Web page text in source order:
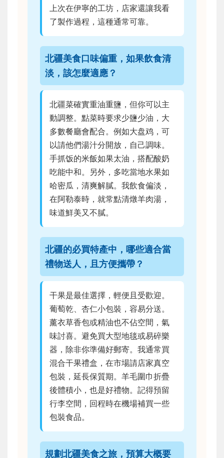
上次在伊寧的工坊，店家還讓我看
了製作過程，這種通常可靠。
北疆美食口味偏重，如果飲食清
淡，該怎麼適應？
北疆菜確實重油重鹽，但你可以主
動調整。點菜時要求少鹽少油，大
多數餐廳會配合。例如大盘鸡，可
以請他們湯汁分開放，自己調味。
手抓饭的米飯如果太油，搭配酸奶
吃能中和。另外，多吃當地水果如
哈密瓜，清爽解膩。我飲食偏淡，
在阿勒泰時，就常點清燉羊肉湯，
味道鮮美又不膩。
北疆的必買特產中，哪些適合當
禮物送人，且方便攜帶？
干果是最佳選擇，輕便且受歡迎。
葡萄乾、杏仁小包裝，容易分送。
薰衣草香包或精油也不佔空間，氣
味討喜。避免買大型地毯或易碎樂
器，除非你準備好郵寄。我通常買
混合干果禮盒，在市場請店家真空
包裝，延長保質期。羊毛圍巾折疊
後體積小，也是好禮物。記得預留
行李空間，回程時在機場補買一些
包裝食品。
規劃北疆美食之旅，預算大概要